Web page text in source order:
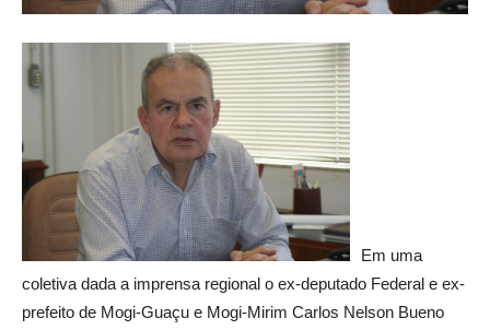
Em uma
coletiva dada a imprensa regional o ex-deputado Federal e ex-
prefeito de Mogi-Guaçu e Mogi-Mirim Carlos Nelson Bueno